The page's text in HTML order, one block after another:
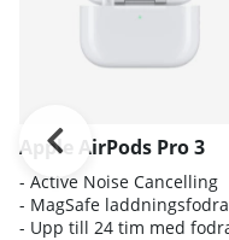
Apple AirPods Pro 3
- Active Noise Cancelling
- MagSafe
- Upp till 24 tim med